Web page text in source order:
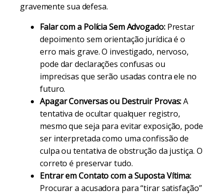
gravemente sua defesa.
Falar com a Polícia Sem Advogado:Prestar
depoimento sem orientação jurídica é o
erro mais grave. O investigado, nervoso,
pode dar declarações confusas ou
imprecisas que serão usadas contra ele no
futuro.
Apagar Conversas ou Destruir Provas:A
tentativa de ocultar qualquer registro,
mesmo que seja para evitar exposição, pode
ser interpretada como uma confissão de
culpa ou tentativa de obstrução da justiça. O
correto é preservar tudo.
Entrar em Contato com a Suposta Vítima:
Procurar a acusadora para “tirar satisfação”